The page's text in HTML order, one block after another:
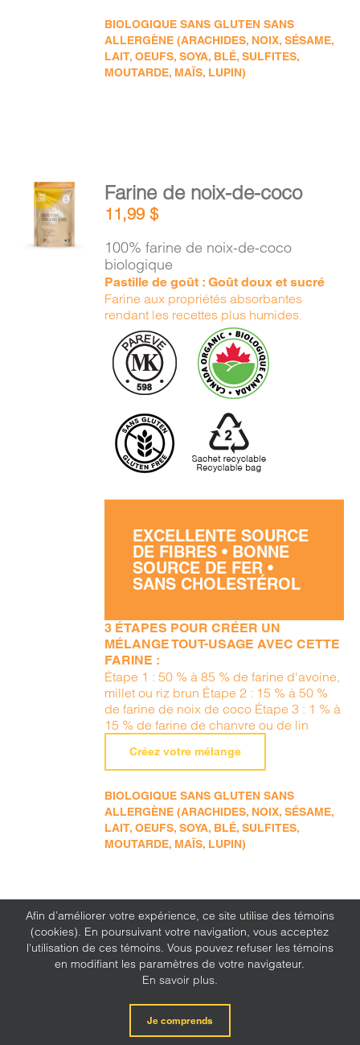
BIOLOGIQUE SANS GLUTEN SANS
ALLERGÈNE (ARACHIDES, NOIX, SÉSAME,
LAIT, OEUFS, SOYA, BLÉ, SULFITES,
MOUTARDE, MAÏS, LUPIN)
AJOUTER
AU
PANIER
Farine de noix-de-coco
11,99$
100% farine de noix-de-coco
biologique
Pastille de goût : Goût doux et sucré
Farine aux propriétés absorbantes
rendant les recettes plus humides.
EXCELLENTE SOURCE
DE FIBRES • BONNE
SOURCE DE FER •
SANS CHOLESTÉROL
3 ÉTAPES POUR CRÉER UN
MÉLANGE TOUT-USAGE AVEC CETTE
FARINE :
Étape 1 : 50 % à 85 % de farine d'avoine,
millet ou riz brun Étape 2 : 15 % à 50 %
de farine de noix de coco Étape 3 : 1 % à
15 % de farine de chanvre ou de lin
Créez votre mélange
BIOLOGIQUE SANS GLUTEN SANS
ALLERGÈNE (ARACHIDES, NOIX, SÉSAME,
LAIT, OEUFS, SOYA, BLÉ, SULFITES,
MOUTARDE, MAÏS, LUPIN)
Afin d’améliorer votre expérience, ce site utilise des témoins
(cookies). En poursuivant votre navigation, vous acceptez
l'utilisation de ces témoins. Vous pouvez refuser les témoins
en modifiant les paramètres de votre navigateur.
En savoir plus.
Je comprends